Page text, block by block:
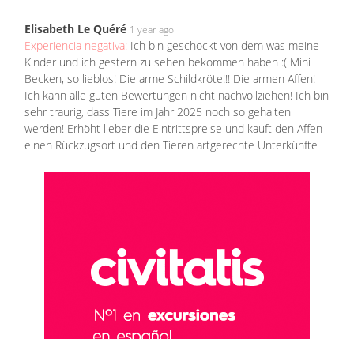
Elisabeth Le Quéré 1 year ago
Experiencia negativa: Ich bin geschockt von dem was meine
Kinder und ich gestern zu sehen bekommen haben :( Mini
Becken, so lieblos! Die arme Schildkröte!!! Die armen Affen!
Ich kann alle guten Bewertungen nicht nachvollziehen! Ich bin
sehr traurig, dass Tiere im Jahr 2025 noch so gehalten
werden! Erhöht lieber die Eintrittspreise und kauft den Affen
einen Rückzugsort und den Tieren artgerechte Unterkünfte